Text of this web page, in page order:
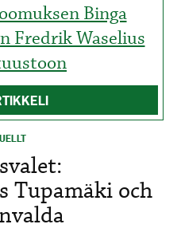
Binga
Fredrik Waselius
Tupamäki och